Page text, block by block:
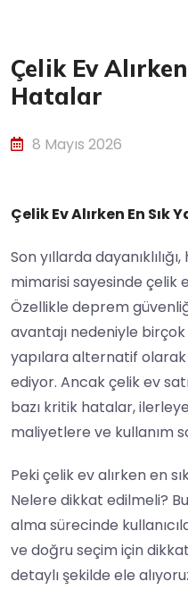
Çelik Ev
Hatalar
8 Mayıs 2026
Çelik Ev Alırken En Sık
Son yıllarda
mimarisi sayesinde çelik
Özellikle deprem
avantajı nedeniyle
yapılara alternatif
ediyor. Ancak çelik ev
bazı kritik hatalar,
maliyetlere ve kullanım
Peki çelik ev alırken en
Nelere dikkat edilmeli?
alma sürecinde
ve doğru seçim için
detaylı şekilde ele